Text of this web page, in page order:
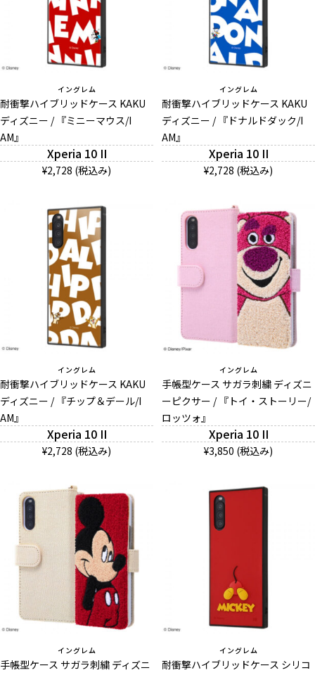
イングレム
耐衝撃ハイブリッドケース KAKU
ディズニー / 『ミニーマウス/I
AM』
Xperia 10 II
¥2,728 (税込み)
イングレム
耐衝撃ハイブリッドケース KAKU
ディズニー / 『ドナルドダック/I
AM』
Xperia 10 II
¥2,728 (税込み)
イングレム
耐衝撃ハイブリッドケース KAKU
ディズニー / 『チップ＆デール/I
AM』
Xperia 10 II
¥2,728 (税込み)
イングレム
手帳型ケース サガラ刺繍 ディズニ
ーピクサー / 『トイ・ストーリー/
ロッツォ』
Xperia 10 II
¥3,850 (税込み)
イングレム
手帳型ケース サガラ刺繍 ディズニ
イングレム
耐衝撃ハイブリッドケース シリコ